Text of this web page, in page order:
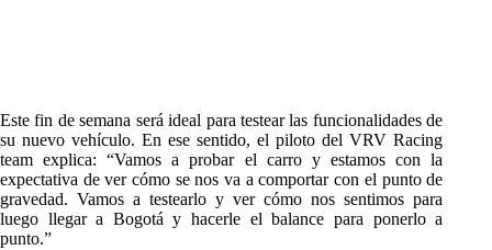
Este fin de semana será ideal para testear las funcionalidades de
su nuevo vehículo. En ese sentido, el piloto del VRV Racing
team explica: “Vamos a probar el carro y estamos con la
expectativa de ver cómo se nos va a comportar con el punto de
gravedad. Vamos a testearlo y ver cómo nos sentimos para
luego llegar a Bogotá y hacerle el balance para ponerlo a
punto.”